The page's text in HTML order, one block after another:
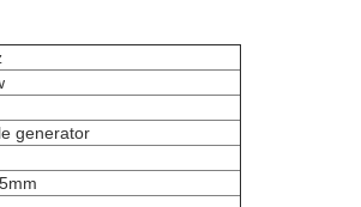
generator